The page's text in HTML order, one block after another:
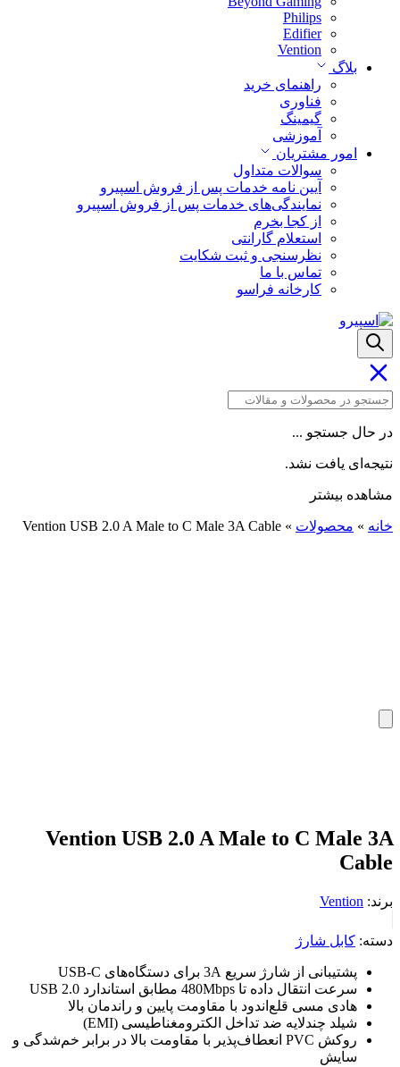
Philips
Edifier
Vention
بلاگ
راهنمای خرید
فناوری
گیمینگ
آموزشی
امور مشتریان
سوالات متداول
آیین نامه خدمات پس از فروش اسپیرو
نمایندگی‌های خدمات پس از فروش اسپیرو
از کجا بخرم
استعلام گارانتی
نظرسنجی و ثبت شکایت
تماس با ما
کارخانه فراسو
در حال جستجو ...
نتیجه‌ای یافت نشد.
مشاهده بیشتر
خانه » محصولات »
Vention USB 2.0 A Male to C Male 3A Cable
Vention USB 2.0 A Male to C Male 3A
Cable
برند: Vention
دسته: کابل شارژ
پشتیبانی از شارژ سریع 3A برای دستگاه‌های USB-C
سرعت انتقال داده تا 480Mbps مطابق استاندارد USB 2.0
هادی مسی قلع‌اندود با مقاومت پایین و راندمان بالا
شیلد چندلایه ضد تداخل الکترومغناطیسی (EMI)
روکش PVC انعطاف‌پذیر با مقاومت بالا در برابر خم‌شدگی و
سایش